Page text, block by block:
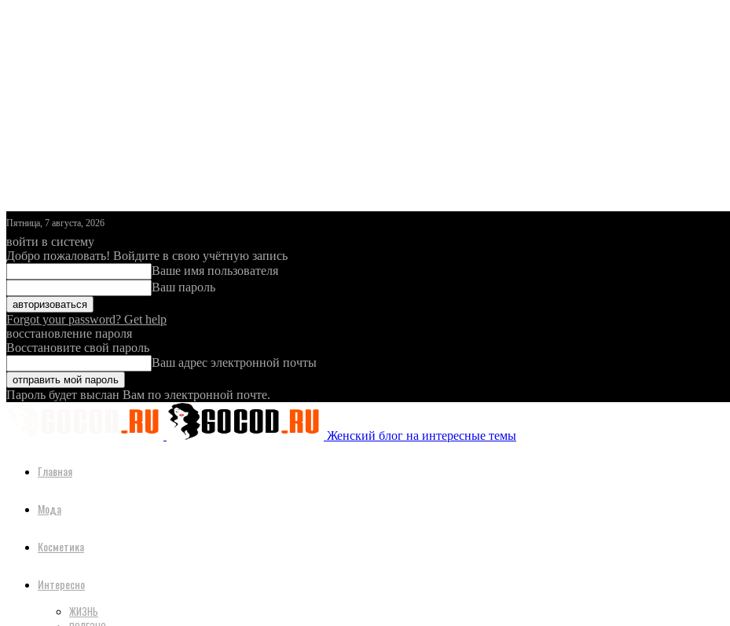
Пятница, 7 августа, 2026
войти в систему
Добро пожаловать! Войдите в свою учётную запись
Ваше имя пользователя
Ваш пароль
Forgot your password? Get help
восстановление пароля
Восстановите свой пароль
Ваш адрес электронной почты
Пароль будет выслан Вам по электронной почте.
Женский блог на интересные темы
Главная
Мода
Косметика
Интересно
ЖИЗНЬ